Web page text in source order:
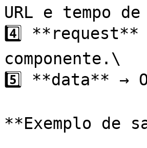
URL e tempo
4️⃣ **request**
componente.\
5️⃣ **data** →
**Exemplo de